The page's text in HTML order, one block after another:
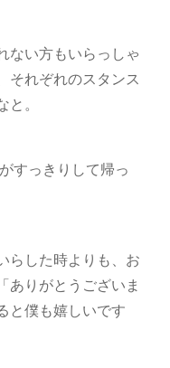
い方もいらっしゃ
それぞれのスタンス
。
っきりして帰っ
した時よりも、お
ありがとうございま
と僕も嬉しいです